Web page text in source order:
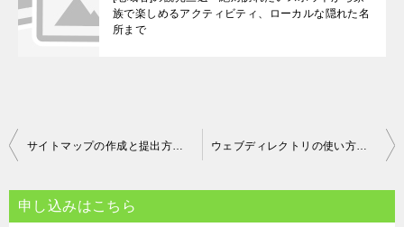
族で楽しめるアクティビティ、ローカルな隠れた名
所まで
投
ナ
サイトマップの作成と提出方法と締め切りについて ウェブディレクトリの使い方とSEO効果について
申し込みはこちら